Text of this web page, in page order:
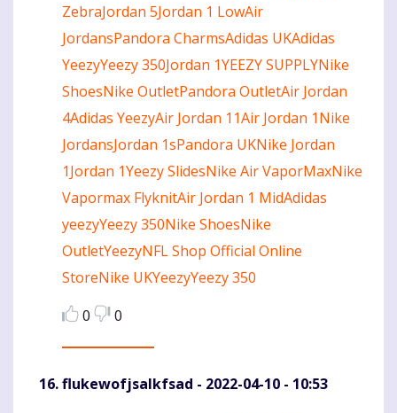
ZebraJordan 5Jordan 1 LowAir
JordansPandora CharmsAdidas UKAdidas
YeezyYeezy 350Jordan 1YEEZY SUPPLYNike
ShoesNike OutletPandora OutletAir Jordan
4Adidas YeezyAir Jordan 11Air Jordan 1Nike
JordansJordan 1sPandora UKNike Jordan
1Jordan 1Yeezy SlidesNike Air VaporMaxNike
Vapormax FlyknitAir Jordan 1 MidAdidas
yeezyYeezy 350Nike ShoesNike
OutletYeezyNFL Shop Official Online
StoreNike UKYeezyYeezy 350
0
0
flukewofjsalkfsad - 2022-04-10 - 10:53